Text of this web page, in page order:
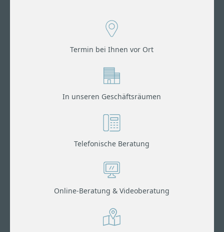
Termin bei Ihnen vor Ort
In unseren Geschäftsräumen
Telefonische Beratung
Online-Beratung & Videoberatung